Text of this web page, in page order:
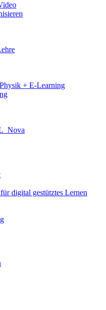
+ E-Learning
digital gestütztes Lernen